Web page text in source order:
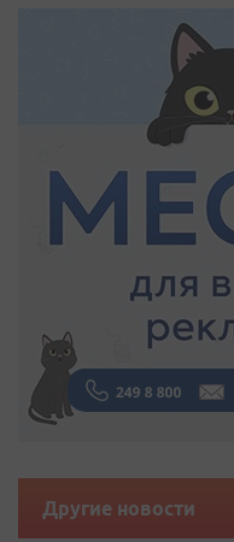
Другие новости